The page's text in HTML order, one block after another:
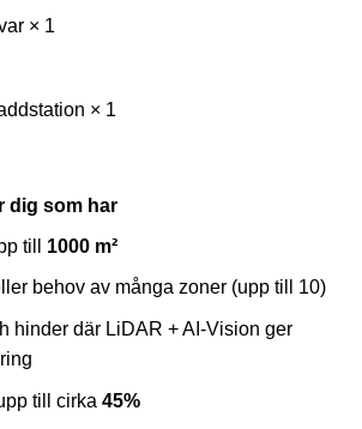
× 1
× 1
dig som har
till 1000 m²
behov av många zoner (upp till 10)
hinder där LiDAR + AI-Vision ger
till cirka 45%